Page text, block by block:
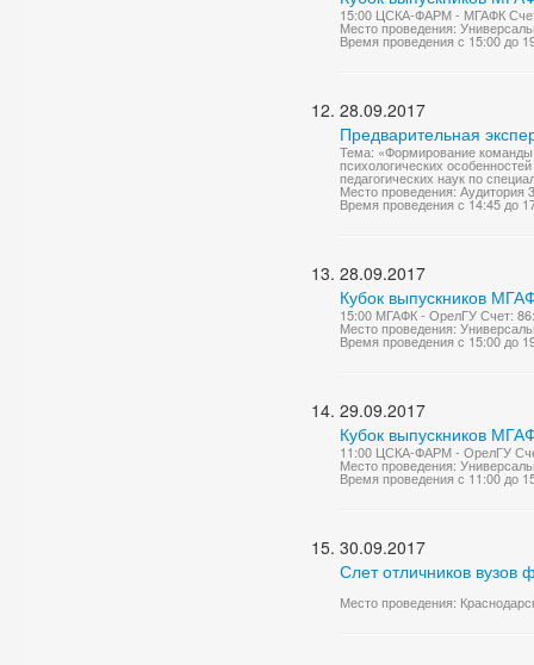
15:00 ЦСКА-ФАРМ - МГАФК
Место проведения:
Время проведения с 15:00 до
28.09.2017
Предварительная
Тема: «Формирование команды
психологических
педагогических наук по
Место проведения: Аудитория
Время проведения с 14:45 до
28.09.2017
Кубок выпускников
15:00 МГАФК - ОрелГУ Счет:
Место проведения:
Время проведения с 15:00 до
29.09.2017
Кубок выпускников
11:00 ЦСКА-ФАРМ - ОрелГУ
Место проведения:
Время проведения с 11:00 до
30.09.2017
Слет отличников вузов
Место проведения: